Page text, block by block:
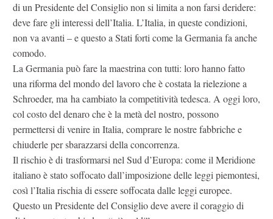
di un Presidente del Consiglio non si limita a non farsi deridere:
deve fare gli interessi dell’Italia. L’Italia, in queste condizioni,
non va avanti – e questo a Stati forti come la Germania fa anche
comodo.
La Germania può fare la maestrina con tutti: loro hanno fatto
una riforma del mondo del lavoro che è costata la rielezione a
Schroeder, ma ha cambiato la competitività tedesca. A oggi loro,
col costo del denaro che è la metà del nostro, possono
permettersi di venire in Italia, comprare le nostre fabbriche e
chiuderle per sbarazzarsi della concorrenza.
Il rischio è di trasformarsi nel Sud d’Europa: come il Meridione
italiano è stato soffocato dall’imposizione delle leggi piemontesi,
così l’Italia rischia di essere soffocata dalle leggi europee.
Questo un Presidente del Consiglio deve avere il coraggio di